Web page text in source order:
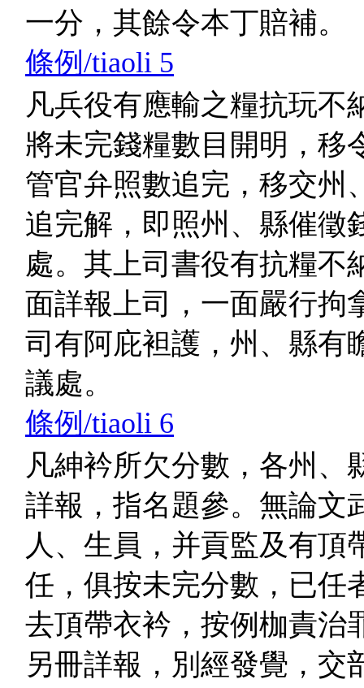
一分，其餘令本丁賠補。
條例/tiaoli 5
凡兵役有應輸之糧抗玩不
將未完錢糧數目開明，移
管官弁照數追完，移交州
追完解，即照州、縣催徵
處。其上司書役有抗糧不
面詳報上司，一面嚴行拘
司有阿庇袒護，州、縣有
議處。
條例/tiaoli 6
凡紳衿所欠分數，各州、
詳報，指名題參。無論文
人、生員，并貢監及有頂
任，俱按未完分數，已任
去頂帶衣衿，按例枷責治
另冊詳報，別經發覺，交